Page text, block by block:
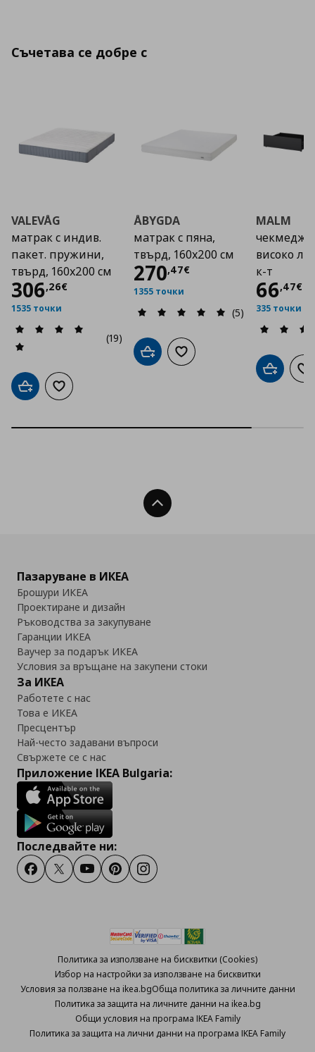
Съчетава се добре с
VALEVÅG
матрак с индив.
пакет. пружини,
твърд, 160x200 см
306,26€
Цена 306,26 €
1535 точки
(19)
Добави в кошницата
Добави към списъка с любими
ÅBYGDA
матрак с пяна,
твърд, 160x200 см
270,47€
Цена 270,47 €
1355 точки
(5)
Добави в кошницата
Добави към списъка с
MALM
чекмедже
високо
к-т
66,47€
Цена
335 точки
Добави
Нагоре
Пазаруване в ИКЕА
Брошури ИКЕА
Проектиране и дизайн
Ръководства за закупуване
Гаранции ИКЕА
Ваучер за подарък ИКЕА
Условия за връщане на закупени стоки
За ИКЕА
Работете с нас
Това е ИКЕА
Пресцентър
Най-често задавани въпроси
Свържете се с нас
Приложение IKEA Bulgaria:
Последвайте ни:
FacebookTwitterYoutubePinterestInstagram
Политика за използване на бисквитки (Cookies)
Избор на настройки за използване на бисквитки
Условия за ползване на ikea.bgОбща политика за личните данни
Политика за защита на личните данни на ikea.bg
Общи условия на програма IKEA Family
Политика за защита на лични данни на програма IKEA Family